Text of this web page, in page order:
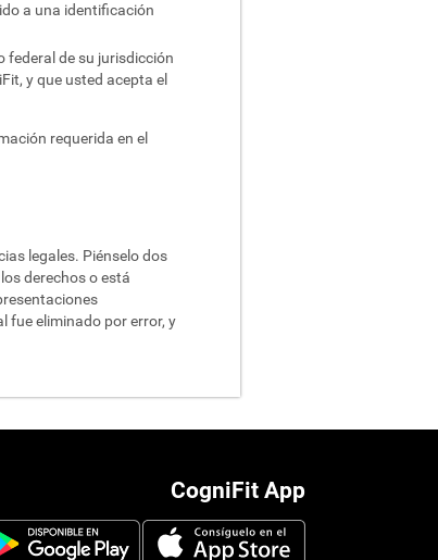
a una identificación
federal de su jurisdicción
y que usted acepta el
requerida en el
legales. Piénselo dos
derechos o está
fue eliminado por error, y
CogniFit App